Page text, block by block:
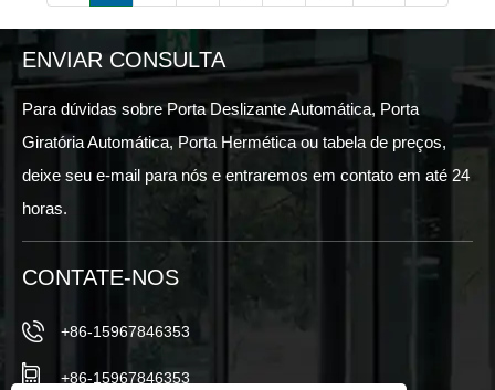
ENVIAR CONSULTA
Para dúvidas sobre Porta Deslizante Automática, Porta
Giratória Automática, Porta Hermética ou tabela de preços,
deixe seu e-mail para nós e entraremos em contato em até 24
horas.
CONTATE-NOS
+86-15967846353
+86-15967846353